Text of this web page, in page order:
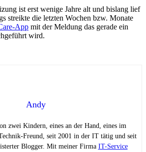
ist erst wenige Jahre alt und bislang lief
streikte die letzten Wochen bzw. Monate
App mit der Meldung das gerade ein
wird.
Andy
zwei Kindern, eines an der Hand, eines im
Freund, seit 2001 in der IT tätig und seit
Blogger. Mit meiner Firma IT-Service